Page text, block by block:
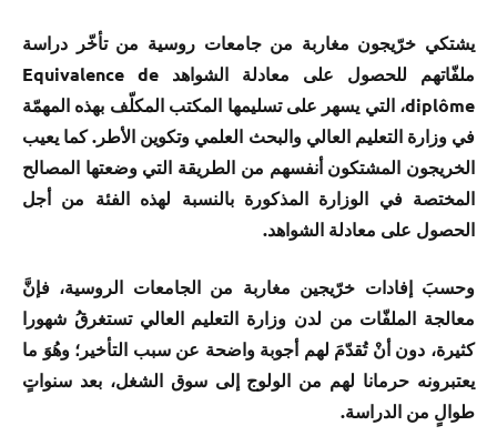
يشتكي خرّيجون مغاربة من جامعات روسية من تأخّر دراسة
ملفّاتهم للحصول على معادلة الشواهد Equivalence de
diplôme، التي يسهر على تسليمها المكتب المكلّف بهذه المهمّة
في وزارة التعليم العالي والبحث العلمي وتكوين الأطر. كما يعيب
الخريجون المشتكون أنفسهم من الطريقة التي وضعتها المصالح
المختصة في الوزارة المذكورة بالنسبة لهذه الفئة من أجل
الحصول على معادلة الشواهد.
وحسبَ إفادات خرّيجين مغاربة من الجامعات الروسية، فإنَّ
معالجة الملفّات من لدن وزارة التعليم العالي تستغرقُ شهورا
كثيرة، دون أنْ تُقدّمَ لهم أجوبة واضحة عن سبب التأخير؛ وهُوَ ما
يعتبرونه حرمانا لهم من الولوج إلى سوق الشغل، بعد سنواتٍ
طوالٍ من الدراسة.